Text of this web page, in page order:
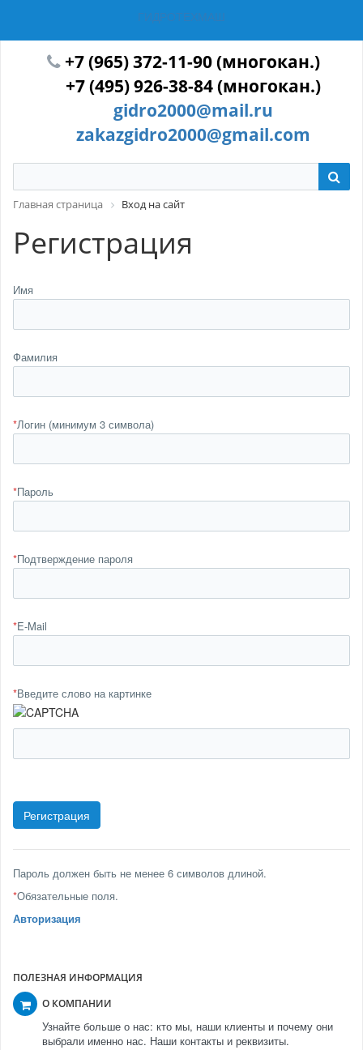
ГИДРОТЕХМАШ
+7 (965) 372-11-90 (многокан.)
+7 (495) 926-38-84 (многокан.)
gidro2000@mail.ru
zakazgidro2000@gmail.com
Главная страница Вход на сайт
Регистрация
Имя
Фамилия
*Логин (минимум 3 символа)
*Пароль
*Подтверждение пароля
*E-Mail
*Введите слово на картинке
Пароль должен быть не менее 6 символов длиной.
*Обязательные поля.
Авторизация
ПОЛЕЗНАЯ ИНФОРМАЦИЯ
О КОМПАНИИ
Узнайте больше о нас: кто мы, наши клиенты и почему они
выбрали именно нас. Наши контакты и реквизиты.